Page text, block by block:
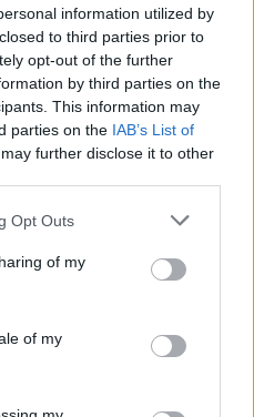
information utilized by
to third parties prior to
opt-out of the further
by third parties on the
This information may
parties on the IAB’s List of
further disclose it to other
Opt Outs
of my
of my
chęć do trwania w
bowiem szansę na
które mogą na
dla człowieka
na refleksję
samym? Rozważ
swoje zdanie,